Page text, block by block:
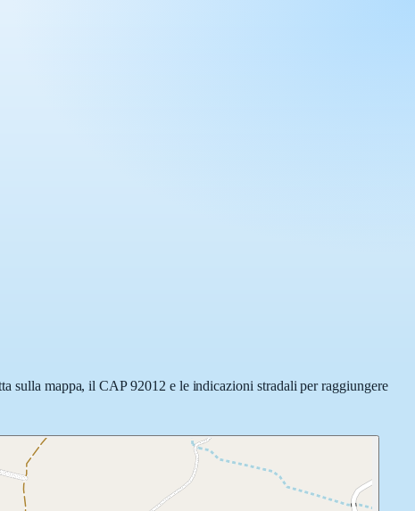
mappa, il CAP 92012 e le indicazioni stradali per raggiungere